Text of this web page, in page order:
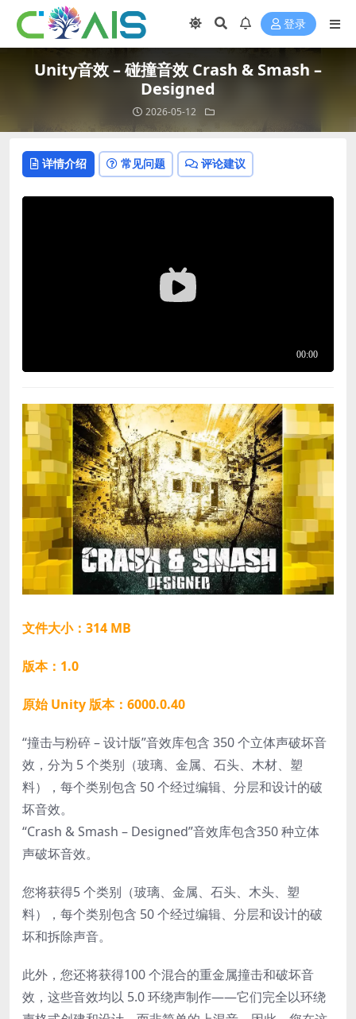
登录
Unity音效 – 碰撞音效 Crash & Smash –
Designed
2026-05-12
详情介绍 常见问题 评论建议
文件大小：314 MB
版本：1.0
原始 Unity 版本：6000.0.40
“撞击与粉碎 – 设计版”音效库包含 350 个立体声破坏音
效，分为 5 个类别（玻璃、金属、石头、木材、塑
料），每个类别包含 50 个经过编辑、分层和设计的破
坏音效。
“Crash & Smash – Designed”音效库包含350 种立体
声破坏音效。
您将获得5 个类别（玻璃、金属、石头、木头、塑
料）， 每个类别包含 50 个经过编辑、分层和设计的破
坏和拆除声音。
此外，您还将获得100 个混合的重金属撞击和破坏音
效， 这些音效均以 5.0 环绕声制作——它们完全以环绕